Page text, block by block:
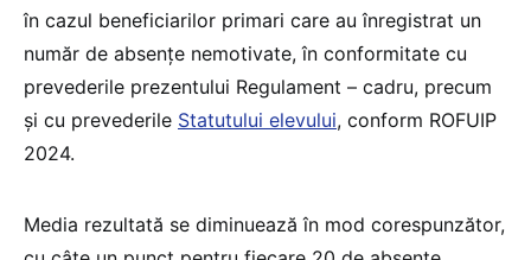
în cazul beneficiarilor primari care au înregistrat un
număr de absențe nemotivate, în conformitate cu
prevederile prezentului Regulament – cadru, precum
și cu prevederile Statutului elevului, conform ROFUIP
2024.
Media rezultată se diminuează în mod corespunzător,